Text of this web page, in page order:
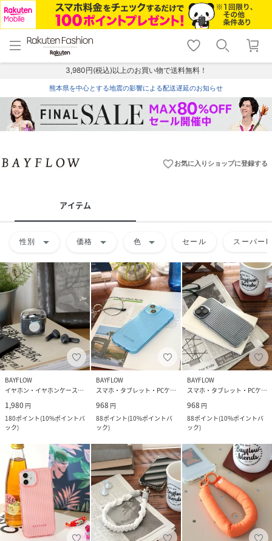
menu home
トップ
shopping_cart lock_outline
ログイン
3,980円(税込)以上のお買い物で送料無料！
熊本県を中心とする地震の影響による配送遅延のお知らせ
favorite_borderお気に入りショップに登録する
アイテム
性別 arrow_drop_down 価格 arrow_drop_down 色 arrow_drop_down セール スーパー
BAYFLOW
イヤホン・イヤホンケース・ヘッドフォン
1,980 円
180ポイント(10%ポイントバ
ック)
BAYFLOW
スマホ・タブレット・PCケース/カバー
968 円
88ポイント(10%ポイントバ
ック)
BAYFLOW
スマホ・タブレット・PCケース/カバー
968 円
88ポイント(10%ポイントバ
ック)